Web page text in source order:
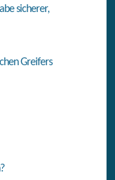
sicherer,
Greifers